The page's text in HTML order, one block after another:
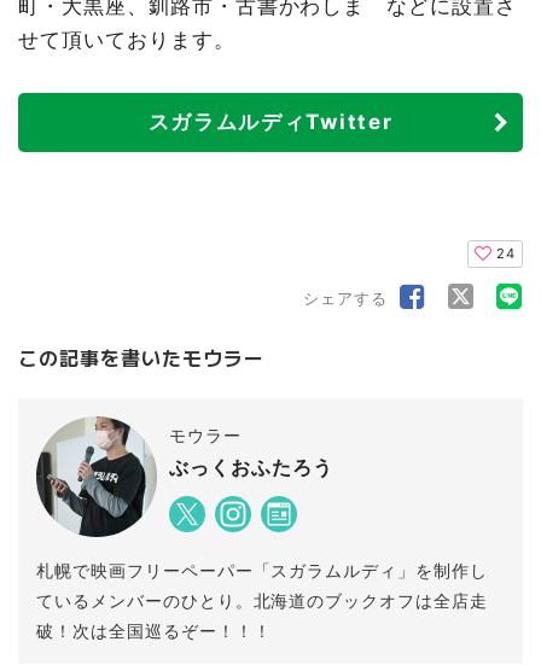
町・大黒座、釧路市・古書かわしま などに設置さ
せて頂いております。
スガラムルディTwitter
24
シェアする
この記事を書いたモウラー
モウラー
ぶっくおふたろう
札幌で映画フリーペーパー「スガラムルディ」を制作し
ているメンバーのひとり。北海道のブックオフは全店走
破！次は全国巡るぞー！！！